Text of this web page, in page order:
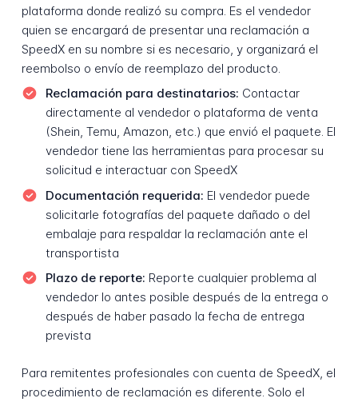
plataforma donde realizó su compra. Es el vendedor
quien se encargará de presentar una reclamación a
SpeedX en su nombre si es necesario, y organizará el
reembolso o envío de reemplazo del producto.
Reclamación para destinatarios: Contactar
directamente al vendedor o plataforma de venta
(Shein, Temu, Amazon, etc.) que envió el paquete. El
vendedor tiene las herramientas para procesar su
solicitud e interactuar con SpeedX
Documentación requerida: El vendedor puede
solicitarle fotografías del paquete dañado o del
embalaje para respaldar la reclamación ante el
transportista
Plazo de reporte: Reporte cualquier problema al
vendedor lo antes posible después de la entrega o
después de haber pasado la fecha de entrega
prevista
Para remitentes profesionales con cuenta de SpeedX, el
procedimiento de reclamación es diferente. Solo el